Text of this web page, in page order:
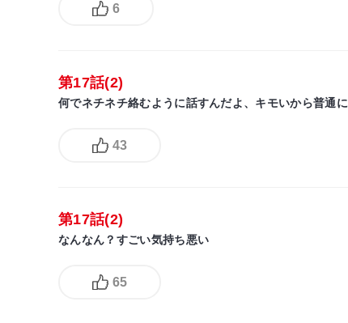
6
第17話(2)
何でネチネチ絡むように話すんだよ、キモいから普通
43
第17話(2)
なんなん？すごい気持ち悪い
65